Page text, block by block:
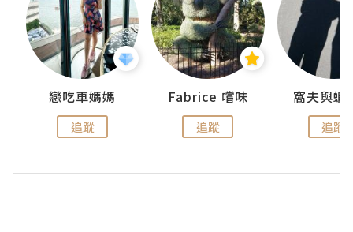
戀吃車媽媽
追蹤
Fabrice 嚐味
追蹤
窩夫與蝦
追蹤